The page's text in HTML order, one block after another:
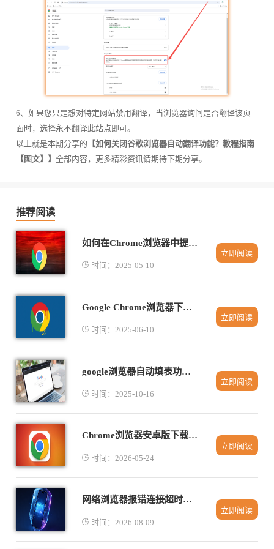
6、如果您只是想对特定网站禁用翻译，当浏览器询问是否翻译该页
面时，选择永不翻译此站点即可。
以上就是本期分享的 【如何关闭谷歌浏览器自动翻译功能？教程指南
【图文】】 全部内容，更多精彩资讯请期待下期分享。
推荐阅读
如何在Chrome浏览器中提升网页加载速度
时间：2025-05-10
立即阅读
Google Chrome浏览器下载及浏览器隐私模式使用
时间：2025-06-10
立即阅读
google浏览器自动填表功能操作实操
时间：2025-10-16
立即阅读
Chrome浏览器安卓版下载与性能优化方法
时间：2026-05-24
立即阅读
网络浏览器报错连接超时怎么解决检查代理服务器设置教程
时间：2026-08-09
立即阅读